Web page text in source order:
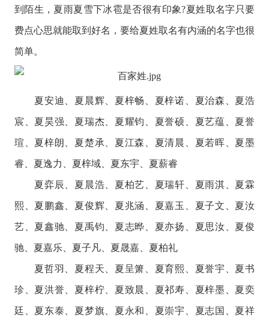
到陌生，夏雨夏雪下冰雹是否很有印象?夏姓取名字只要
费点心思就能取到好名，要给夏姓取名有内涵的名字也很
简单。
夏安迪、夏晨辉、夏梓畅、夏梓诺、夏治森、夏浩
宸、夏昊强、夏瑞杰、夏耀钧、夏誉硕、夏艺蕴、夏誉
瑄、夏梓朗、夏楚承、夏江森、夏清晨、夏若晖、夏墨
睿、夏逸力、夏梓域、夏东宇、夏薪睿
夏弈辰、夏晨浩、夏柏艺、夏瑞轩、夏雨淇、夏霖
熙、夏鹏鑫、夏俊辉、夏兆涵、夏嘉玉、夏子文、夏汝
艺、夏鑫驰、夏禹钧、夏志晔、夏亦扬、夏思汝、夏俊
驰、夏嘉乐、夏子凡、夏晟嘉、夏柏礼
夏哲羽、夏程天、夏呈箫、夏育熙、夏誉宇、夏书
珍、夏洪誉、夏梓柠、夏致晨、夏祁寿、夏梓墨、夏奕
廷、夏东泰、夏梦旗、夏永和、夏崇宇、夏志国、夏祥